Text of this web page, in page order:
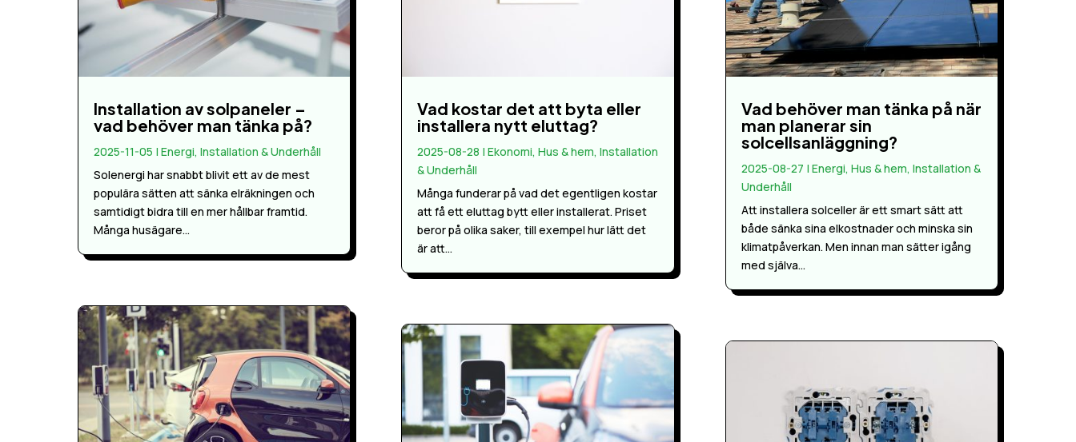
Installation av solpaneler –
vad behöver man tänka på?
2025-11-05 | Energi, Installation & Underhåll
Solenergi har snabbt blivit ett av de mest
populära sätten att sänka elräkningen och
samtidigt bidra till en mer hållbar framtid.
Många husägare...
Vad kostar det att byta eller
installera nytt eluttag?
2025-08-28 |Ekonomi,Hus & hem,Installation
& Underhåll
Många funderar på vad det egentligen kostar
att få ett eluttag bytt eller installerat. Priset
beror på olika saker, till exempel hur lätt det
är att...
Vad behöver man tänka på när
man planerar sin
solcellsanläggning?
2025-08-27 | Energi, Hus & hem, Installation &
Underhåll
Att installera solceller är ett smart sätt att
både sänka sina elkostnader och minska sin
klimatpåverkan. Men innan man sätter igång
med själva...